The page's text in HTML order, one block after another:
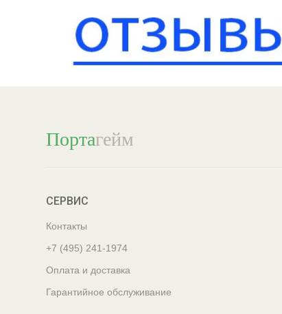
Портагейм
СЕРВИС
Контакты
+7 (495) 241-1974
Оплата и доставка
Гарантийное обслуживание